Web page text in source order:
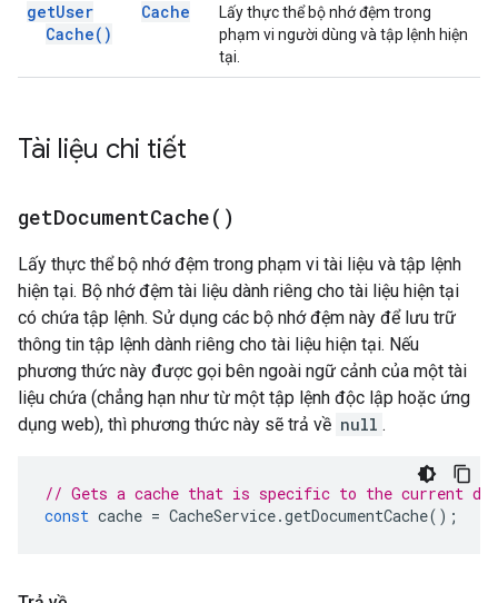
getUser
Cache( )
Cache
Lấy thực thể bộ nhớ đệm trong
phạm vi người dùng và tập lệnh hiện
tại.
Tài liệu chi tiết
getDocumentCache( )
Lấy thực thể bộ nhớ đệm trong phạm vi tài liệu và tập lệnh
hiện tại. Bộ nhớ đệm tài liệu dành riêng cho tài liệu hiện tại
có chứa tập lệnh. Sử dụng các bộ nhớ đệm này để lưu trữ
thông tin tập lệnh dành riêng cho tài liệu hiện tại. Nếu
phương thức này được gọi bên ngoài ngữ cảnh của một tài
liệu chứa (chẳng hạn như từ một tập lệnh độc lập hoặc ứng
dụng web), thì phương thức này sẽ trả về null .
// Gets a cache that is specific to the current
const cache = CacheService.getDocumentCache();